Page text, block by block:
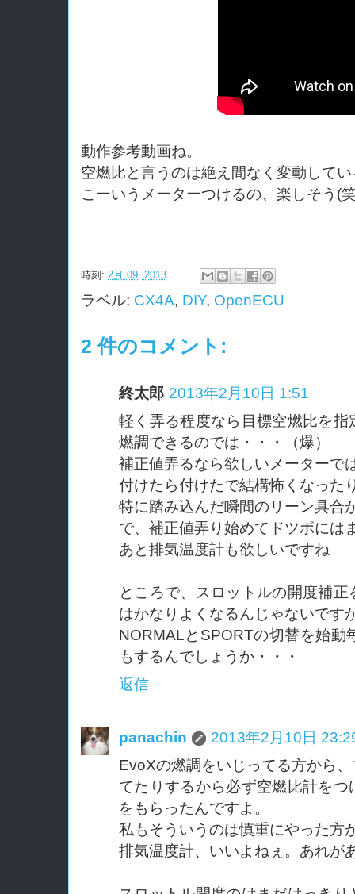
動作参考動画ね。
空燃比と言うのは絶え間なく変動して
こーいうメーターつけるの、楽しそう(
時刻: 2月 09, 2013
ラベル: CX4A, DIY, OpenECU
2 件のコメント:
終太郎 2013年2月10日 1:51
軽く弄る程度なら目標空燃比を
燃調できるのでは・・・（爆）
補正値弄るなら欲しいメーターで
付けたら付けたで結構怖くなった
特に踏み込んだ瞬間のリーン具合
で、補正値弄り始めてドツボには
あと排気温度計も欲しいですね
ところで、スロットルの開度補
はかなりよくなるんじゃないです
NORMALとSPORTの切替を始動
もするんでしょうか・・・
返信
panachin
2013年2月10日
EvoXの燃調をいじってる方から
てたりするから必ず空燃比計を
をもらったんですよ。
私もそういうのは慎重にやった方
排気温度計、いいよねぇ。あれが